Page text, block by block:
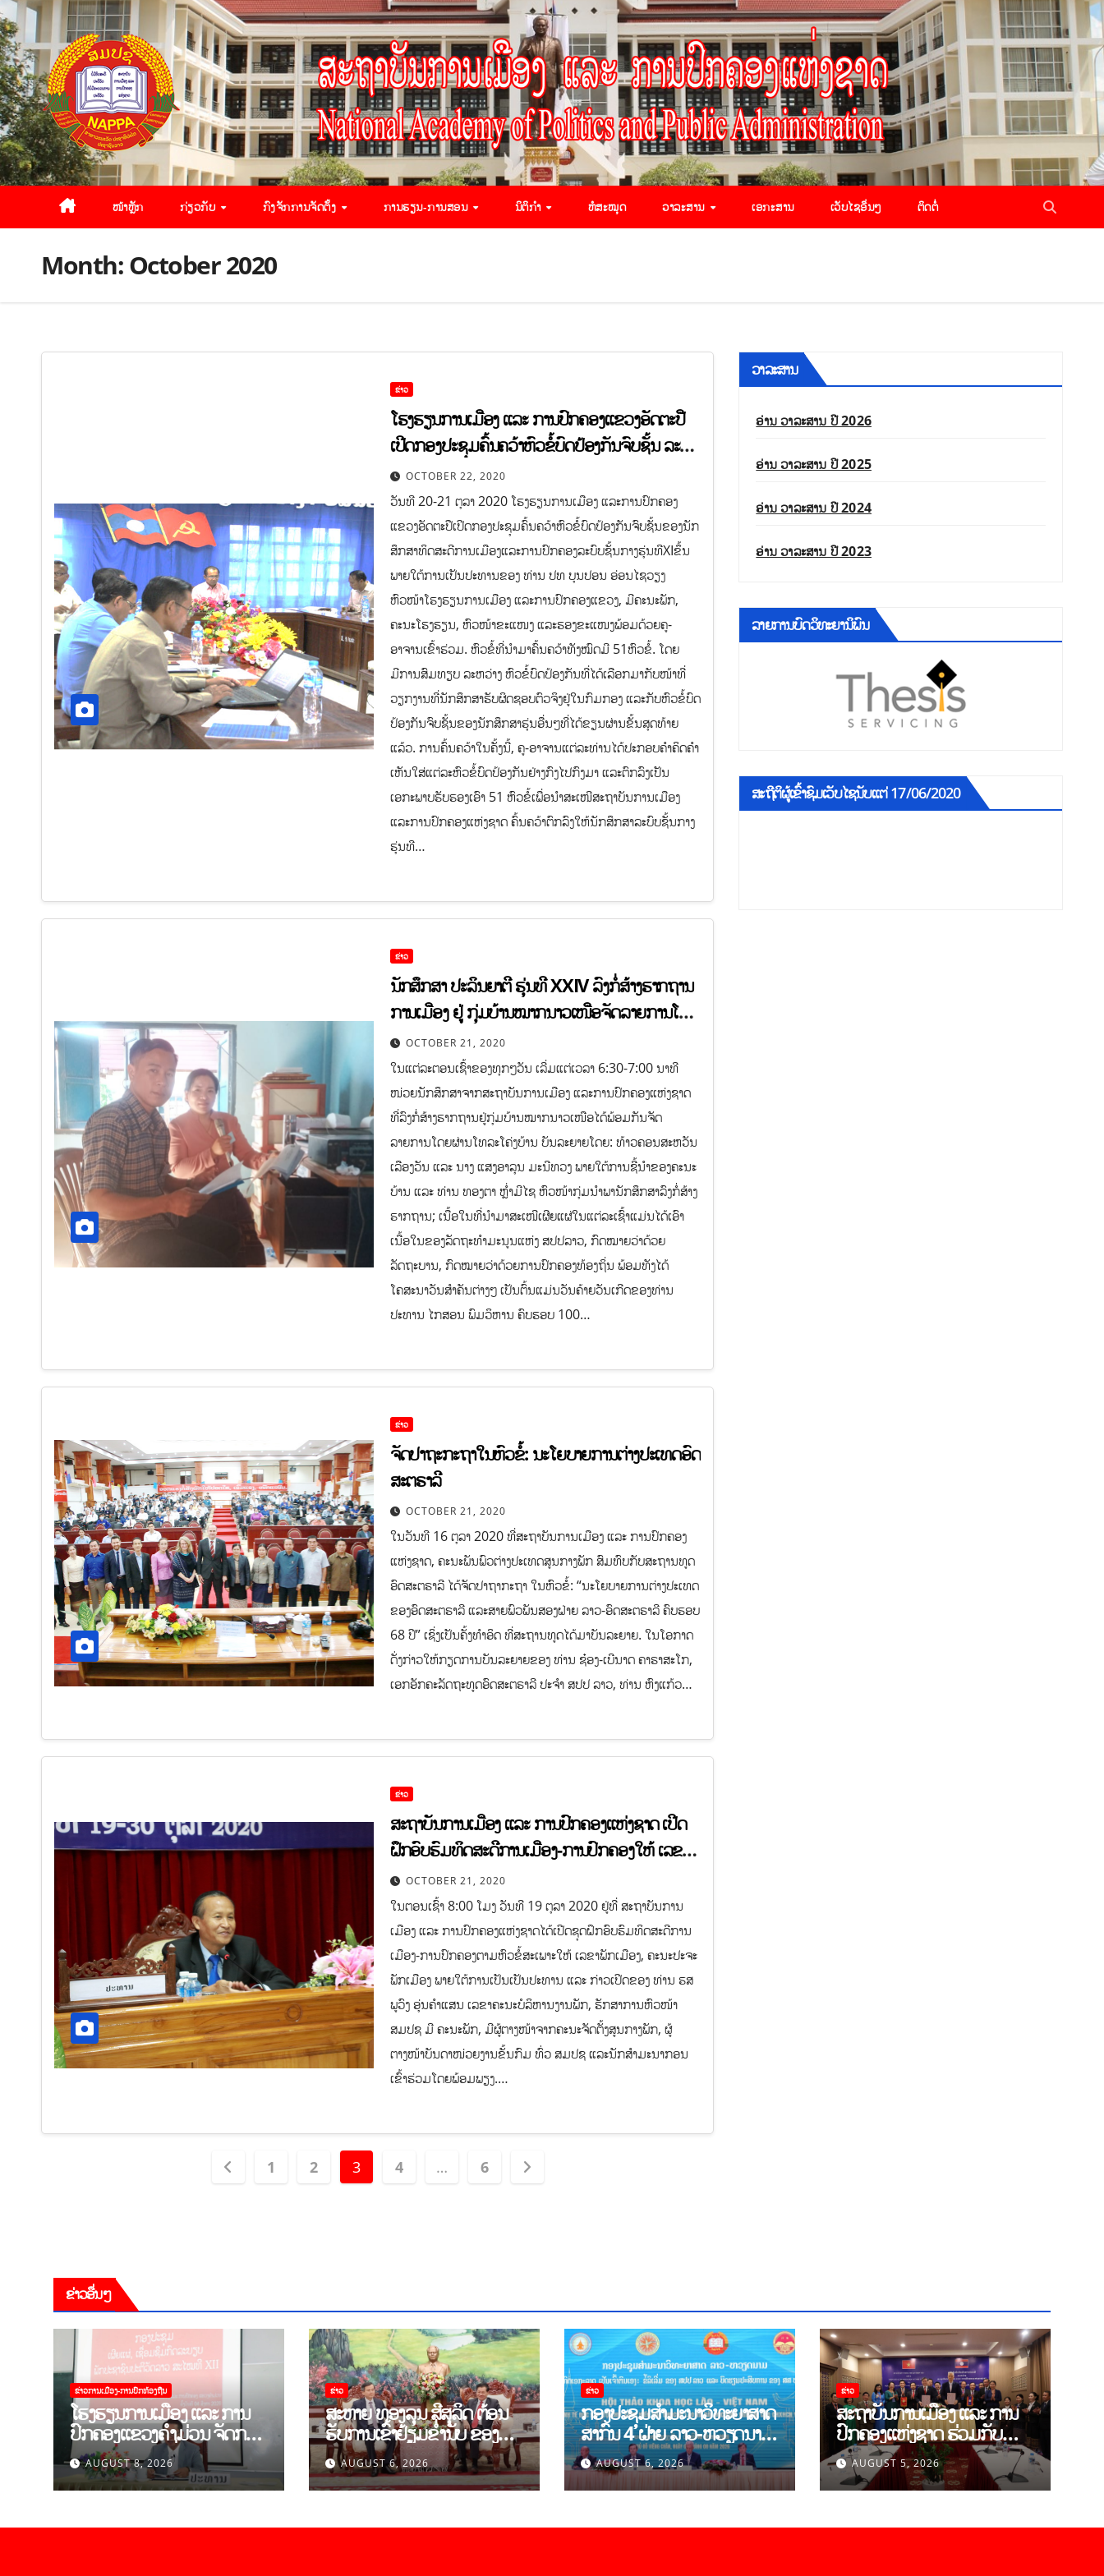
ໜ້າຫຼັກ ກ່ຽວກັບ ກົງຈັກການຈັດຕັ້ງ ການຮຽນ-ການສອນ ນິຕິກຳ ຫໍສະໝຸດ ວາລະສານ ເອກະສານ ເວັບໄຊອື່ນໆ ຕິດຕໍ່
Month:October 2020
ຂ່າວ
ໂຮງຮຽນການເມືອງ ແລະ ການປົກຄອງແຂວງອັດຕະປື
ເປີດກອງປະຊຸມຄົ້ນຄວ້າຫົວຂໍ້ບົດປ້ອງກັນຈົບຊັ້ນ ລະບົບ
ຊັ້ນກາງຮຸ່ນທີ XI
OCTOBER 22, 2020
ວັນທີ 20-21 ຕຸລາ 2020 ໂຮງຮຽນການເມືອງ ແລະການປົກຄອງ
ແຂວງອັດຕະປືເປີດກອງປະຊຸມຄົ້ນຄວ້າຫົວຂໍ້ບົດປ້ອງກັນຈົບຊັ້ນຂອງນັກ
ສຶກສາທິດສະດີການເມືອງແລະການປົກຄອງລະບົບຊັ້ນກາງຮຸ່ນທີXIຂຶ້ນ
ພາຍໃຕ້ການເປັນປະທານຂອງ ທ່ານ ປທ ບຸນປອນ ອ່ອນໄຊວຽງ
ຫົວໜ້າໂຮງຮຽນການເມືອງ ແລະການປົກຄອງແຂວງ, ມີຄະນະພັກ,
ຄະນະໂຮງຮຽນ, ຫົວໜ້າຂະແໜງ ແລະຮອງຂະແໜງພ້ອມດ້ວຍຄູ-
ອາຈານເຂົ້າຮ່ວມ. ຫົວຂໍ້ທີ່ນໍາມາຄົ້ນຄວ້າທັງໝົດມີ 51ຫົວຂໍ້. ໂດຍ
ມີການສົມທຽບ ລະຫວ່າງ ຫົວຂໍ້ບົດປ້ອງກັນທີ່ໄດ້ເລືອກມາກັບໜ້າທີ່
ວຽກງານທີ່ນັກສຶກສາຮັບຜິດຊອບຕົວຈິງຢູ່ໃນກົມກອງ ແລະກັບຫົວຂໍ້ບົດ
ປ້ອງກັນຈົບຊັ້ນຂອງນັກສຶກສາຮຸ່ນອື່ນໆທີ່ໄດ້ຂຽນຜ່ານຂັ້ນສຸດທ້າຍ
ແລ້ວ. ການຄົ້ນຄວ້າໃນຄັ້ງນີ້, ຄູ-ອາຈານແຕ່ລະທ່ານໄດ້ປະກອບຄໍາຄິດຄໍາ
ເຫັນໃສ່ແຕ່ລະຫົວຂໍ້ບົດປ້ອງກັນຢ່າງກົງໄປກົງມາ ແລະຕົກລົງເປັນ
ເອກະພາບຮັບຮອງເອົາ 51 ຫົວຂໍ້ເພື່ອນໍາສະເໜີສະຖາບັນການເມືອງ
ແລະການປົກຄອງແຫ່ງຊາດ ຄົ້ນຄວ້າຕົກລົງໃຫ້ນັກສຶກສາລະບົບຊັ້ນກາງ
ຮຸ່ນທີ…
ຂ່າວ
ນັກສຶກສາ ປະລິນຍາຕີ ຮຸ່ນທີ XXIV ລົງກໍ່ສ້າງຮາກຖານ
ການເມືອງ ຢູ່ ກຸ່ມບ້ານໝາກນາວເໜືອຈັດລາຍການໂທ
ລະໂຄ່ງບ້ານ
OCTOBER 21, 2020
ໃນແຕ່ລະຕອນເຊົ້າຂອງທຸກໆວັນ ເລີ່ມແຕ່ເວລາ 6:30-7:00 ນາທີ
ໜ່ວຍນັກສຶກສາຈາກສະຖາບັນການເມືອງ ແລະການປົກຄອງແຫ່ງຊາດ
ທີ່ລົງກໍ່ສ້າງຮາກຖານຢູ່ກຸ່ມບ້ານໝາກນາວເໜືອໄດ້ພ້ອມກັນຈັດ
ລາຍການໂດຍຜ່ານໂທລະໂຄ່ງບ້ານ ບັນລະຍາຍໂດຍ: ທ້າວຄອນສະຫວັນ
ເລືອງວັນ ແລະ ນາງ ແສງອາລຸນ ມະນີທວງ ພາຍໃຕ້ການຊີ້ນຳຂອງຄະນະ
ບ້ານ ແລະ ທ່ານ ທອງຕາ ຫຼໍ່າມີໄຊ ຫົວໜ້າກຸ່ມນຳພານັກສຶກສາລົງກໍ່ສ້າງ
ຮາກຖານ; ເນື້ອໃນທີ່ນຳມາສະເໜີເຜີຍແຜ່ໃນແຕ່ລະເຊົ້າແມ່ນໄດ້ເອົາ
ເນື້ອໃນຂອງລັດຖະທຳມະນູນແຫ່ງ ສປປລາວ, ກົດໝາຍວ່າດ້ວຍ
ລັດຖະບານ, ກົດໝາຍວ່າດ້ວຍການປົກຄອງທ້ອງຖິ່ນ ພ້ອມທັງໄດ້
ໂຄສະນາວັນສຳຄັນຕ່າງໆ ເປັນຕົ້ນແມ່ນວັນຄ້າຍວັນເກີດຂອງທ່ານ
ປະທານ ໄກສອນ ພົມວິຫານ ຄົບຮອບ 100…
ຂ່າວ
ຈັດປາຖະກະຖາໃນຫົວຂໍ້: ນະໂຍບາຍການຕ່າງປະເທດອົດ
ສະຕຣາລີ
OCTOBER 21, 2020
ໃນວັນທີ 16 ຕຸລາ 2020 ທີ່ສະຖາບັນການເມືອງ ແລະ ການປົກຄອງ
ແຫ່ງຊາດ, ຄະນະພັນພົວຕ່າງປະເທດສູນກາງພັກ ສົມທົບກັບສະຖານທູດ
ອົດສະຕຣາລີ ໄດ້ຈັດປາຖາກະຖາ ໃນຫົວຂໍ້: “ນະໂຍບາຍການຕ່າງປະເທດ
ຂອງອົດສະຕຣາລີ ແລະສາຍພົວພັນສອງຝ່າຍ ລາວ-ອົດສະຕຣາລີ ຄົບຮອບ
68 ປີ” ເຊິ່ງເປັນຄັ້ງທຳອິດ ທີ່ສະຖານທູດໄດ້ມາບັນລະຍາຍ. ໃນໂອກາດ
ດັ່ງກ່າວໃຫ້ກຽດການບັນລະຍາຍຂອງ ທ່ານ ຊ໋ອງ-ເບີນາດ ຄາຣາສະໂກ,
ເອກອັກຄະລັດຖະທູດອົດສະຕຣາລີ ປະຈຳ ສປປ ລາວ, ທ່ານ ຫົງແກ້ວ…
ຂ່າວ
ສະຖາບັນການເມືອງ ແລະ ການປົກຄອງແຫ່ງຊາດ ເປີດ
ຝຶກອົບຮົມທິດສະດີການເມືອງ-ການປົກຄອງໃຫ້ ເລຂາ
ພັກເມືອງ, ຄະນະປະຈຳພັກເມືອງ ຊຸດທີ 3
OCTOBER 21, 2020
ໃນຕອນເຊົ້າ 8:00 ໂມງ ວັນທີ 19 ຕຸລາ 2020 ຢູ່ທີ່ ສະຖາບັນການ
ເມືອງ ແລະ ການປົກຄອງແຫ່ງຊາດໄດ້ເປີດຊຸດຝຶກອົບຮົມທິດສະດີການ
ເມືອງ-ການປົກຄອງຕາມຫົວຂໍ້ສະເພາະໃຫ້ ເລຂາພັກເມືອງ, ຄະນະປະຈະ
ພັກເມືອງ ພາຍໃຕ້ການເປັນເປັນປະທານ ແລະ ກ່າວເປີດຂອງ ທ່ານ ຮສ
ພູວົງ ອຸ່ນຄຳແສນ ເລຂາຄະນະບໍລິຫານງານພັກ, ຮັກສາການຫົວໜ້າ
ສມປຊ ມີ ຄະນະພັກ, ມີຜູ້ຕາງໜ້າຈາກຄະນະຈັດຕັ້ງສູນກາງພັກ,​ ຜູ້
ຕາງໜ້າບັນດາໜ່ວຍງານຂັ້ນກົມ ທົ່ວ ສມປຊ ແລະນັກສໍາມະນາກອນ
ເຂົ້າຮ່ວມໂດຍພ້ອມພຽງ.…
1 2 3 4 … 6
ວາລະສານ
ອ່ານ ວາລະສານ ປີ 2026
ອ່ານ ວາລະສານ ປີ 2025
ອ່ານ ວາລະສານ ປີ 2024
ອ່ານ ວາລະສານ ປີ 2023
ລາຍການບົດວິທະຍານິພົນ
ສະຖີຕິຜູ້ເຂົ້າຊົມເວັບໄຊນັບແຕ່ 17/06/2020
ຂ່າວອື່ນໆ
ຂ່າວການເມືອງ-ການປົກທ້ອງຖີນ
ໂຮງຮຽນການເມືອງ ແລະ ການ
ປົກຄອງແຂວງຄຳມ່ວນ ຈັດກອງ
ປະຊຸມເຜີຍແຜ່-ເຊື່ອມຊຶມ ກົດ
ລະບຽບ ຂອງພັກປະຊາຊົນ
ປະຕິວັດລາວ ສະໄໝທີ XII.
AUGUST 8, 2026
ຂ່າວ
ສະຫາຍ ທອງລຸນ ສີສຸລິດ ຕ້ອນ
ຮັບການເຂົ້າຢ້ຽມຂຳ່ນັບ ຂອງ
ຄະນະຜູ້ແທນຂັ້ນສູງ ສະຖາບັນ
ການເມືອງແຫ່ງຊາດ ໂຮ່ຈີມິນ
ແລະ ສະຖາບັນບັນດິດ
AUGUST 6, 2026
ຂ່າວ
ກອງປະຊຸມສໍາມະນາວິທະຍາສາດ
ສາກົນ 4 ຝ່າຍ ລາວ-ຫວຽດນາມ
ຍົກສູງການຮ່ວມມືທາງດ້ານ
ທິດສະດີ ແລະ ພຶດຕິກໍາ ລາວ-
ຫວຽດນາມ ແນໃສ່ສ້າງ
ຕົນເອງຢ່າງເຂັ້ມແຂງ
AUGUST 6, 2026
ຂ່າວ
ສະຖາບັນການເມືອງ ແລະ ການ
ປົກຄອງແຫ່ງຊາດ ຮ່ວມກັບ
ສະຖາບັນ ບັນດິດວິທະຍາສາດ
ສັງຄົມ ຫວຽດນາມ ເຊັນບົດ
ບັນທຶກການຮ່ວມມືທາງດ້ານ
AUGUST 5, 2026